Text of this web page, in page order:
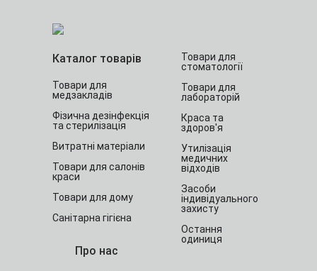
Каталог товарів
Товари для
медзакладів
Фізична дезінфекція
та стерилізація
Витратні матеріали
Товари для салонів
краси
Товари для дому
Санітарна гігієна
Товари для
стоматології
Товари для
лабораторій
Краса та
здоров'я
Утилізація
медичних
відходів
Засоби
індивідуального
захисту
Остання
одиниця
Про нас